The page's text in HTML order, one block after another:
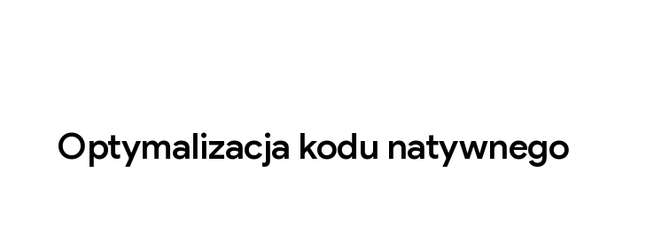
Optymalizacja kodu natywnego